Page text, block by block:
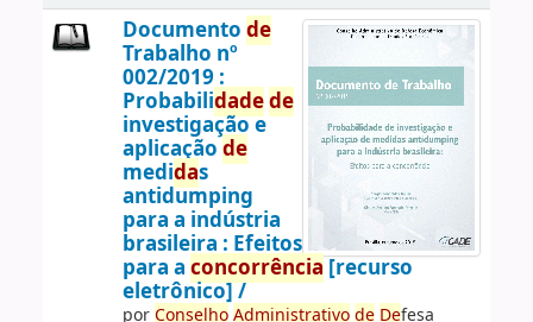
Documento de
Trabalho nº
002/2019 :
Probabilidadede
investigação e
aplicação de
medidas
antidumping
para a indústria
brasileira : Efeitos
para a concorrência [recurso
eletrônico] /
porConselho Administrativo de Defesa